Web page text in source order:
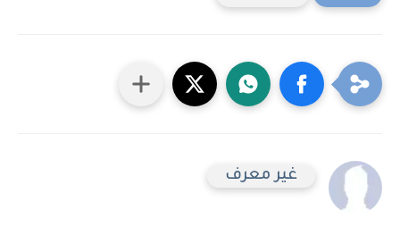
غير معرف